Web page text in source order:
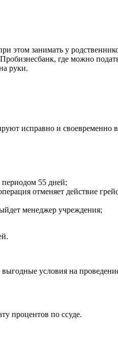
этом занимать у
где можно
руки.
исправно и своевременно
55 дней;
отменяет действие
менеджер учреждения;
условия на
процентов по ссуде.